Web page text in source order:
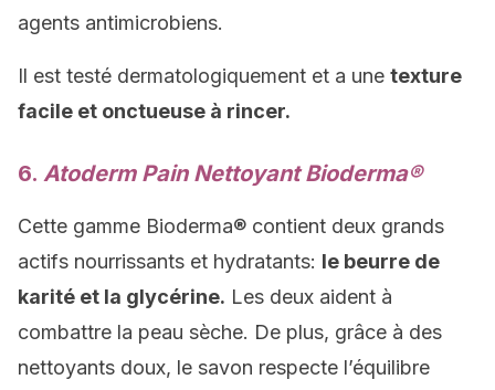
agents antimicrobiens.
Il est testé dermatologiquement et a une texture
facile et onctueuse à rincer.
6. Atoderm Pain Nettoyant Bioderma®
Cette gamme Bioderma® contient deux grands
actifs nourrissants et hydratants: le beurre de
karité et la glycérine. Les deux aident à
combattre la peau sèche. De plus, grâce à des
nettoyants doux, le savon respecte l’équilibre